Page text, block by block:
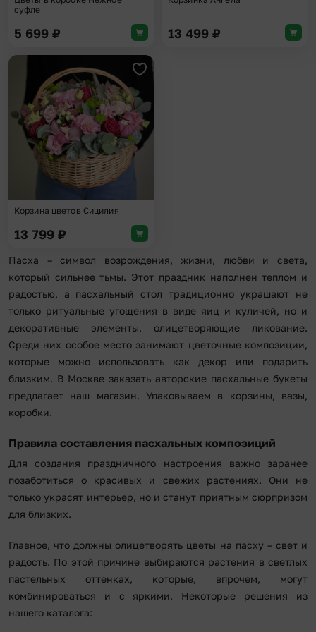
суфле
5 699 ₽ 13 499 ₽
Корзина цветов Сицилия
13 799 ₽
Пасха – символ возрождения, жизни, любви и света,
который сильнее тьмы. Этот праздник наполнен теплом и
радостью, а пасхальный стол традиционно украшают не
только ритуальные угощения в виде яиц и куличей, но и
декоративные элементы, олицетворяющие ликование.
Среди них особое место занимают цветочные композиции,
которые можно использовать как декор или подарить
близким. В Москве заказать авторские пасхальные букеты
предлагает наш магазин. Упаковываем в корзины, вазы,
коробки.
Правила составления пасхальных композиций
Для создания праздничного настроения важно заранее
позаботиться о красивых и свежих растениях. Они не
только украсят интерьер, но и станут приятным сюрпризом
для близких.
Главное, что должны олицетворять цветы на пасху – свет и
радость. По этой причине выбираются растения в светлых
пастельных оттенках, которые, впрочем, могут
комбинироваться и с яркими. Некоторые решения из
нашего каталога: